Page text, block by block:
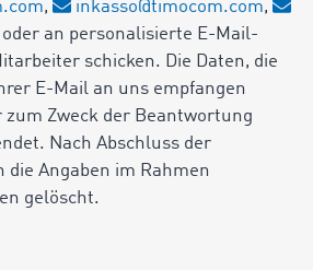
, inkasso@timocom.com,
oder an personalisierte E-Mail-
schicken. Die Daten, die
E-Mail an uns empfangen
zum Zweck der Beantwortung
Nach Abschluss der
die Angaben im Rahmen
gelöscht.